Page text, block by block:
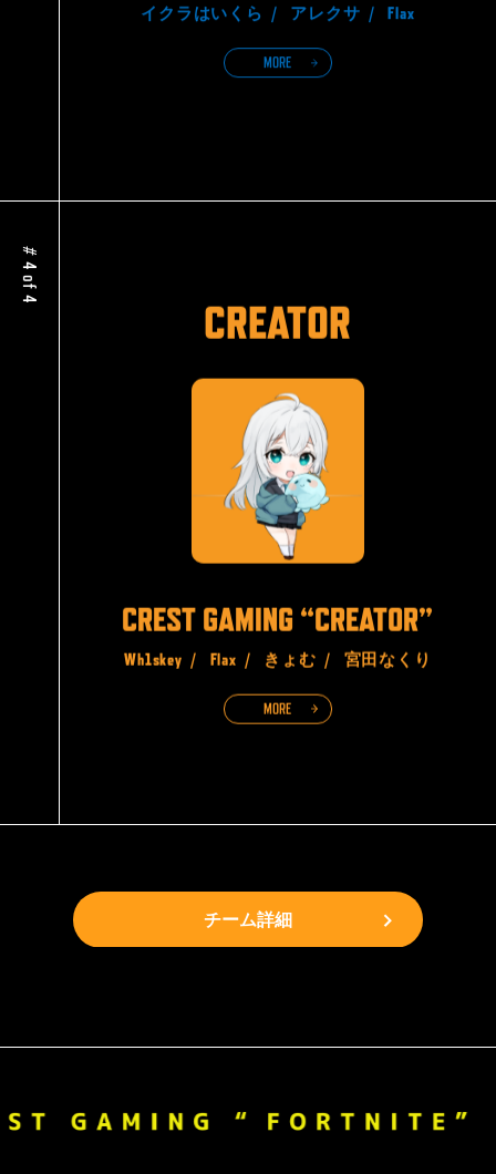
イクラはいくら / アレクサ / Flax
MORE
# 4 of 4
CREATOR
CREST GAMING “CREATOR”
Wh1skey / Flax / きょむ / 宮田なくり
MORE
チーム詳細